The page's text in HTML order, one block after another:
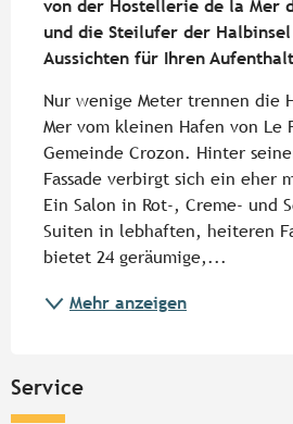
von der Hostellerie de la Mer
und die Steilufer der Halbinsel
Aussichten für Ihren
Nur wenige Meter trennen die
Mer vom kleinen Hafen von Le
Gemeinde Crozon. Hinter
Fassade verbirgt sich ein eher
Ein Salon in Rot-, Creme- und
Suiten in lebhaften, heiteren
bietet 24 geräumige,...
Mehr anzeigen
Service